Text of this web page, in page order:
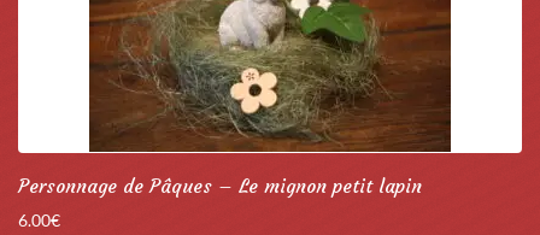
Personnage de Pâques – Le mignon petit lapin
6.00€